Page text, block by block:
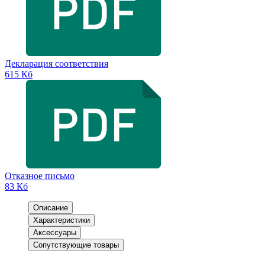
Декларация соответствия
615 Кб
Отказное письмо
83 Кб
Описание
Характеристики
Аксессуары
Сопутствующие товары